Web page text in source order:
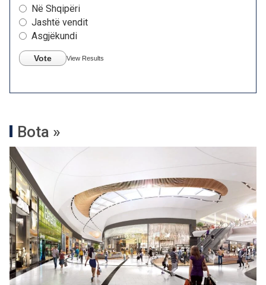
Në Shqipëri
Jashtë vendit
Asgjëkundi
Vote View Results
Bota »